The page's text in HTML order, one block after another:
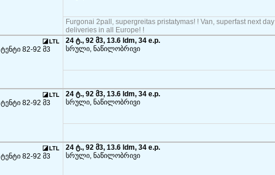
Furgonai 2pall, supergreitas pristatymas! ! Van, superfast next day
deliveries in all Europe! !
ტენტი 82-92 მ3
24 ტ., 92 მ3, 13.6 ldm, 34 e.p.
სრული, ნაწილობრივი
ტენტი 82-92 მ3
24 ტ., 92 მ3, 13.6 ldm, 34 e.p.
სრული, ნაწილობრივი
ტენტი 82-92 მ3
24 ტ., 92 მ3, 13.6 ldm, 34 e.p.
სრული, ნაწილობრივი